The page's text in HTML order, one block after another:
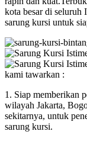
kota besar di seluruh
sarung kursi untuk
kami tawarkan :
1. Siap memberikan
wilayah Jakarta,
sekitarnya, untuk
sarung kursi.